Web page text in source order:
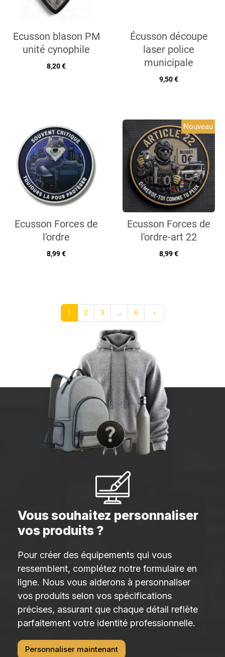
Ecusson blason PM
unité cynophile
8,20 €
Écusson découpe
laser police
municipale
9,50 €
Ecusson Forces de
l'ordre
8,99 €
Nouveau
Ecusson Forces de
l'ordre-art 22
8,99 €
1 2 3 … 6 keyboard_arrow_right
Vous souhaitez personnaliser
vos produits ?
Pour créer des équipements qui vous
ressemblent, complétez notre formulaire en
ligne. Nous vous aiderons à personnaliser
vos produits selon vos spécifications
précises, assurant que chaque détail reflète
parfaitement votre identité professionnelle.
Personnaliser maintenant